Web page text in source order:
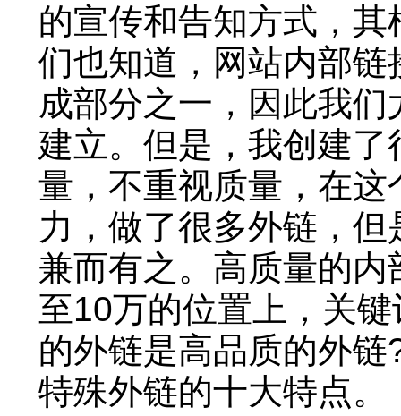
的宣传和告知方式，
们也知道，网站内部
成部分之一，因此我
建立。但是，我创建
量，不重视质量，在
力，做了很多外链，
兼而有之。高质量的
至10万的位置上，关
的外链是高品质的外
特殊外链的十大特点。